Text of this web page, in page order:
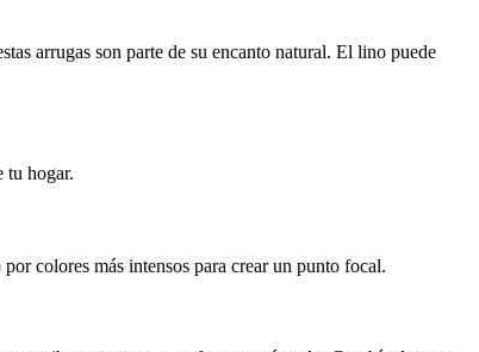
arrugas son parte de su encanto natural. El lino puede
tu hogar.
colores más intensos para crear un punto focal.